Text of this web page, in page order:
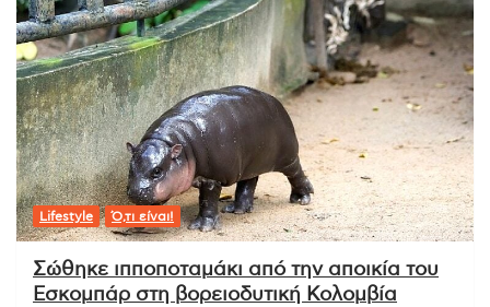
Lifestyle Ό,τι είναι!
Σώθηκε ιπποποταμάκι από την αποικία του
Εσκομπάρ στη βορειοδυτική Κολομβία